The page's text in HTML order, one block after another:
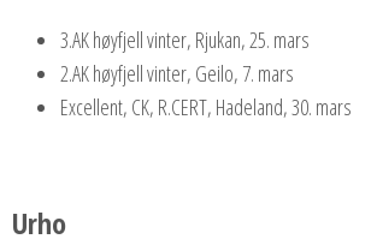
3.AK høyfjell vinter, Rjukan, 25. mars
2.AK høyfjell vinter, Geilo, 7. mars
Excellent, CK, R.CERT, Hadeland, 30. mars
Urho